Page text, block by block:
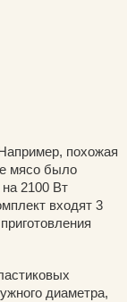
похожая
мясо было
2100 Вт
входят 3
диаметра,